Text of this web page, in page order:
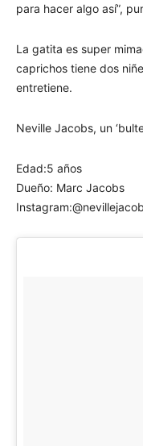
para hacer algo así”,
La gatita es super
caprichos tiene dos
entretiene.
Neville Jacobs, un
Edad:5 años
Dueño: Marc Jacobs